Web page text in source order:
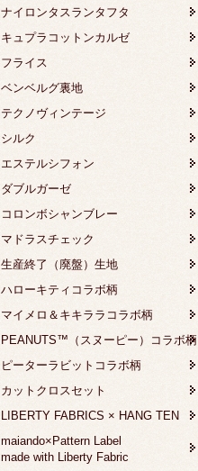
ナイロンタスランタフタ
キュプラコットンカルゼ
フライス
ベンベルグ裏地
テクノヴィンテージ
シルク
エステルシフォン
ダブルガーゼ
コロンボシャンブレー
マドラスチェック
生産終了（廃盤）生地
ハローキティコラボ柄
マイメロ＆キキララコラボ柄
PEANUTS™（スヌーピー）コラボ柄
ピーターラビットコラボ柄
カットクロスセット
LIBERTY FABRICS × HANG TEN
maiando×Pattern Label
made with Liberty Fabric